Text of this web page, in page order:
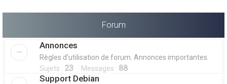
Forum
Annonces
Règles d'utilisation de forum. Annonces importantes.
Sujets : 23 Messages : 88
Support Debian